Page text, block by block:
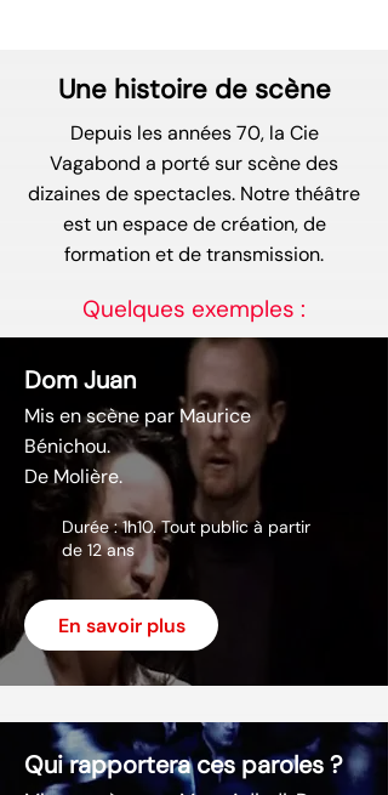
Une histoire de scène
Depuis les années 70, la Cie
Vagabond a porté sur scène des
dizaines de spectacles. Notre théâtre
est un espace de création, de
formation et de transmission.
Quelques exemples :
Dom Juan
Mis en scène par Maurice
Bénichou.
De Molière.
Durée : 1h10. Tout public à partir
de 12 ans
En savoir plus
Qui rapportera ces paroles ?